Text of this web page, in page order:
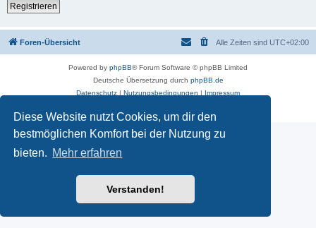
Diese Website nutzt Cookies, um dir den
bestmöglichen Komfort bei der Nutzung zu
bieten. Mehr erfahren
Verstanden!
Registrieren
Foren-Übersicht Alle Zeiten sind UTC+02:00
Powered by phpBB® Forum Software © phpBB Limited
Deutsche Übersetzung durch phpBB.de
Datenschutz | Nutzungsbedingungen | Impressum